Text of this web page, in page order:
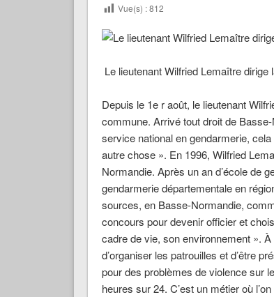
Vue(s) :812
Le lieutenant Wilfried Lemaître
Depuis le 1e r août, le lieutenant
commune. Arrivé tout droit de
service national en gendarmerie,
autre chose ». En 1996, Wilfried
Normandie. Après un an d’école de
gendarmerie départementale en
sources, en Basse-Normandie,
concours pour devenir officier et
cadre de vie, son environnement ».
d’organiser les patrouilles et d’être
pour des problèmes de violence sur
heures sur 24. C’est un métier où